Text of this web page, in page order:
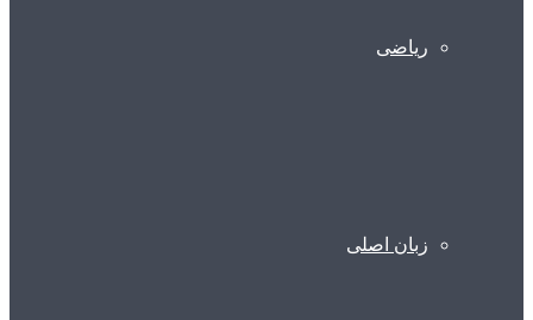
ریاضی
زبان اصلی